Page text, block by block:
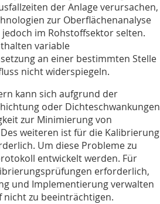
der Anlage verursachen,
zur Oberflächenanalyse
im Rohstoffsektor selten.
variable
an einer bestimmten Stelle
nicht widerspiegeln.
kann sich aufgrund der
oder Dichteschwankungen
zur Minimierung von
weiteren ist für die Kalibrierung
Um diese Probleme zu
entwickelt werden. Für
erforderlich,
und Implementierung verwalten
zu beeinträchtigen.